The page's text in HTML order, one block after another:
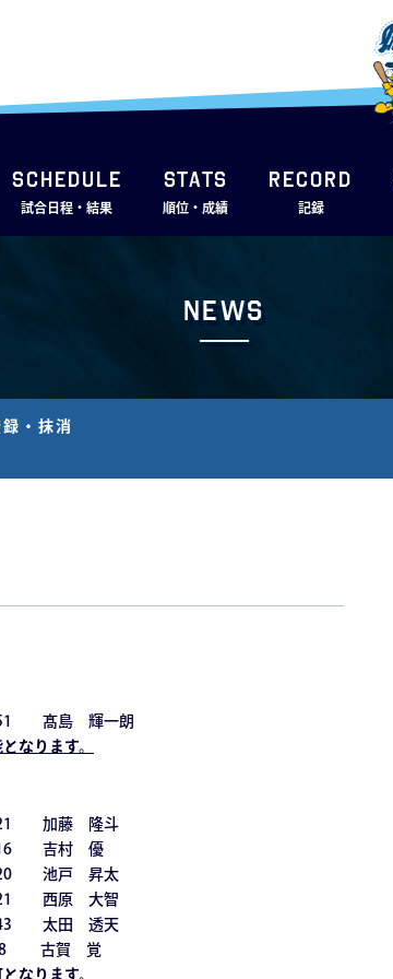
SCHEDULE
試合日程・結果
STATS
順位・成績
RECORD
記録
News
・抹消
髙島 輝一朗
なります。
加藤 隆斗
吉村 優
池戸 昇太
西原 大智
太田 透天
8 古賀 覚
なります。